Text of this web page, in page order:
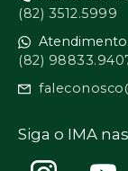
(82) 3512.5999
(82)
Siga o IMA